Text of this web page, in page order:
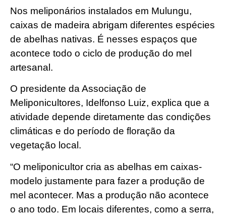
Nos meliponários instalados em Mulungu,
caixas de madeira abrigam diferentes espécies
de abelhas nativas. É nesses espaços que
acontece todo o ciclo de produção do mel
artesanal.
O presidente da Associação de
Meliponicultores, Idelfonso Luiz, explica que a
atividade depende diretamente das condições
climáticas e do período de floração da
vegetação local.
“O meliponicultor cria as abelhas em caixas-
modelo justamente para fazer a produção de
mel acontecer. Mas a produção não acontece
o ano todo. Em locais diferentes, como a serra,